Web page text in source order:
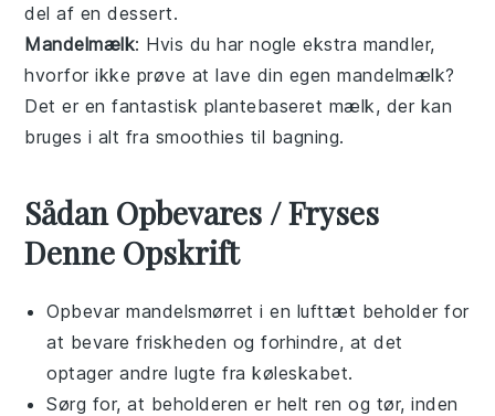
del af endessert.
Mandelmælk: Hvis du har nogle ekstra mandler,
hvorfor ikke prøve at lave din egen mandelmælk?
Det er en fantastisk plantebaseret mælk, der kan
bruges i alt fra smoothies til bagning.
Sådan Opbevares / Fryses
Denne Opskrift
Opbevarmandelsmørret i en lufttæt beholder for
at bevare friskheden og forhindre, at det
optager andre lugte fra køleskabet.
Sørg for, at beholderen er helt ren og tør, inden